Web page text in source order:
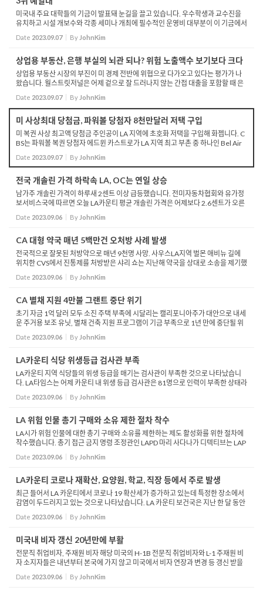
미국내 주요 대학들의 기금이 발표돼 눈길을 끌고 있습니다. 우수학생과 교수진을
유치하고 시설 개보수와 각종 세미나 개최에 필수적인 운영비 대부분이 이 기금에서
비롯되기 때문입니다. 매년 기금 몸집을 불리고 있는 명문대의 경우 원금은 지키고
이자만...
Date 2023.09.07 By JohnKim
상업용 부동산, 은행 부실의 뇌관 되나? 위험 노출액수 보기보다 크다
​상업용 부동산 시장의 부진이 미 경제 전반에 위협으로 다가오고 있다는 평가가 나
왔습니다. 월스트릿저널은 어제 겉으로 잘 드러나지 않는 간접 대출을 포함할 때 은
행들이 가진 상업용 부동산에 대한 위험노출액은 알려진 것보다 훨씬 크다고 진단했
습니다...
Date 2023.09.07 By JohnKim
미 사상최대 당첨금, 파워볼 당첨자 8천만달러 저택 구입
미 복권 사상 최고액 당첨금 주인공이 LA 지역에 초호화 저택을 구입해 화젭니다. C
BS는 파워볼 복권 당첨자 에드윈 카스트로가 LA 지역 최고 부촌 중 하나인 Bel Air
의 초호화 맨션을 사들였다고 보도했습니다. 가격이 무려 9천만 달러에 달하는 이
저택은 7...
Date 2023.09.07 By JohnKim
전국 개솔린 가격 하락속 LA, OC는 연일 상승
남가주 개솔린 가격이 하루새 2센트 이상 급등했습니다. 전미자동차협회와 유가정
보서비스국에 따르면 오늘 LA카운티 평균 개솔린 가격은 어제보다 2.6센트가 오른
갤런당 5달러 43센트를 나타냈습니다. 이는 지난해 11월 16일 이후 최고갑니다. L
A개솔린 가...
Date 2023.09.06 By JohnKim
CA 대형 약국 매년 5백만건 오처방 사례 발생
전국적으로 잘못된 처방약으로 매년 9천명 사망. 사우스LA지역 벌몬 애비뉴 길에
위치한 CVS에서 진통제를 처방받은 샤리 쇼는 지난해 약국을 상대로 소송을 제기했
습니다. 처방된 약이 진통제가 아닌 병력에도 없는 고혈압 약이었기 때문입니다. 집
앞에 찾...
Date 2023.09.06 By JohnKim
CA 별채 지원 4만불 그랜트 중단 위기
초기 자금 1억 달러 모두 소진 주택 부족에 시달리는 캘리포니아주가 대안으로 내세
운 주거용 보조 유닛, 별채 건축 지원 프로그램이 기금 부족으로 1년 만에 중단될 위
기에 처했습니다. LA타임스는 어제 저소득층 및 중산층 신규 주택 소유자가 별채를
건축...
Date 2023.09.06 By JohnKim
LA카운티 식당 위생등급 검사관 부족
LA카운티 지역 식당들의 위생 등급을 매기는 검사관이 부족한 것으로 나타났습니
다. LA타임스는 어제 카운티 내 위생 등급 검사관은 81명으로 인력이 부족한 상태라
며 지난 5년간 검사관 결원이 가장 심각한 상황이며 이는 식당 검사에 영향을 미칠
수 있다고...
Date 2023.09.06 By JohnKim
LA 위험 인물 총기 구매와 소유 제한 절차 착수
LA시가 위험 인물에 대한 총기 구매와 소유를 제한하는 제도 활성화를 위한 절차에
착수했습니다. 총기 접근 금지 명령 조정관인 LAPD 마리 사다나가 디텍티브는 LAP
D와 시 검찰이 함께 총기 접근 금지 명령을 감시, 감독 할 수 있는 데이터를 구축해야
한다...
Date 2023.09.06 By JohnKim
LA카운티 코로나 재확산, 요양원, 학교, 직장 등에서 주로 발생
최근 들어서 LA 카운티에서 코로나 19 확산세가 증가하고 있는데 특정한 장소에서
감염이 두드러지고 있는 것으로 나타났습니다. LA 카운티 보건국은 지난 한 달 동안
코로나 19 확진자 숫자가 2배 이상 크게 늘어나고 있는데, 특히 요양 시설과 학교, 직
장에...
Date 2023.09.06 By JohnKim
미국내 비자 갱신 20년만에 부활
전문직 취업비자, 주재원 비자 해당 미국의 H-1B 전문직 취업비자와 L-1 주재원 비
자 소지자들은 내년부터 본국에 가지 않고 미국에서 비자 연장과 변경 등 갱신 받을
수 있게 된다고 백악관이 예고했습니다. 2004년에 폐지돼 현재까지 비자 연장이나
변경 등...
Date 2023.09.06 By JohnKim